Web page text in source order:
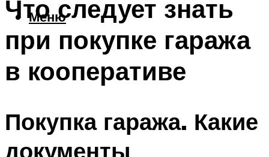
Меню
Что следует знать
при покупке гаража
в кооперативе
Покупка гаража. Какие
документы